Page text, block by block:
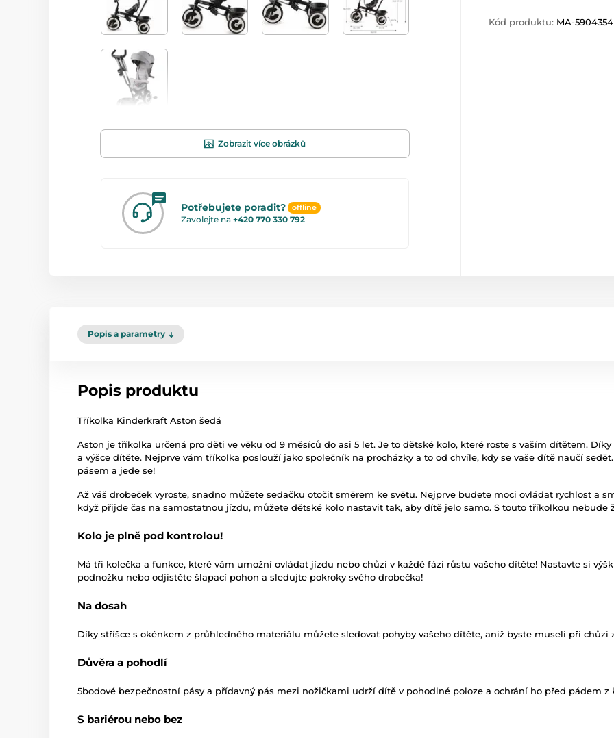
Zobrazit více obrázků
Potřebujete poradit? offline
Zavolejte na +420 770 330 792
Kód produktu: MA-5904354
Popis a parametry
Popis produktu
Tříkolka Kinderkraft Aston šedá
Aston je tříkolka určená pro děti ve věku od 9 měsíců do asi 5 let. Je to dětské kolo, které roste s vaším dítětem.
a výšce dítěte. Nejprve vám tříkolka poslouží jako společník na procházky a to od chvíle, kdy se vaše dítě naučí
pásem a jede se!
Až váš drobeček vyroste, snadno můžete sedačku otočit směrem ke světu. Nejprve budete moci ovládat rychlost a
když přijde čas na samostatnou jízdu, můžete dětské kolo nastavit tak, aby dítě jelo samo. S touto tříkolkou nebude
Kolo je plně pod kontrolou!
Má tři kolečka a funkce, které vám umožní ovládat jízdu nebo chůzi v každé fázi růstu vašeho dítěte! Nastavte si
podnožku nebo odjistěte šlapací pohon a sledujte pokroky svého drobečka!
Na dosah
Díky stříšce s okénkem z průhledného materiálu můžete sledovat pohyby vašeho dítěte, aniž byste museli při chůzi
Důvěra a pohodlí
5bodové bezpečnostní pásy a přídavný pás mezi nožičkami udrží dítě v pohodlné poloze a ochrání ho před pádem z
S bariérou nebo bez